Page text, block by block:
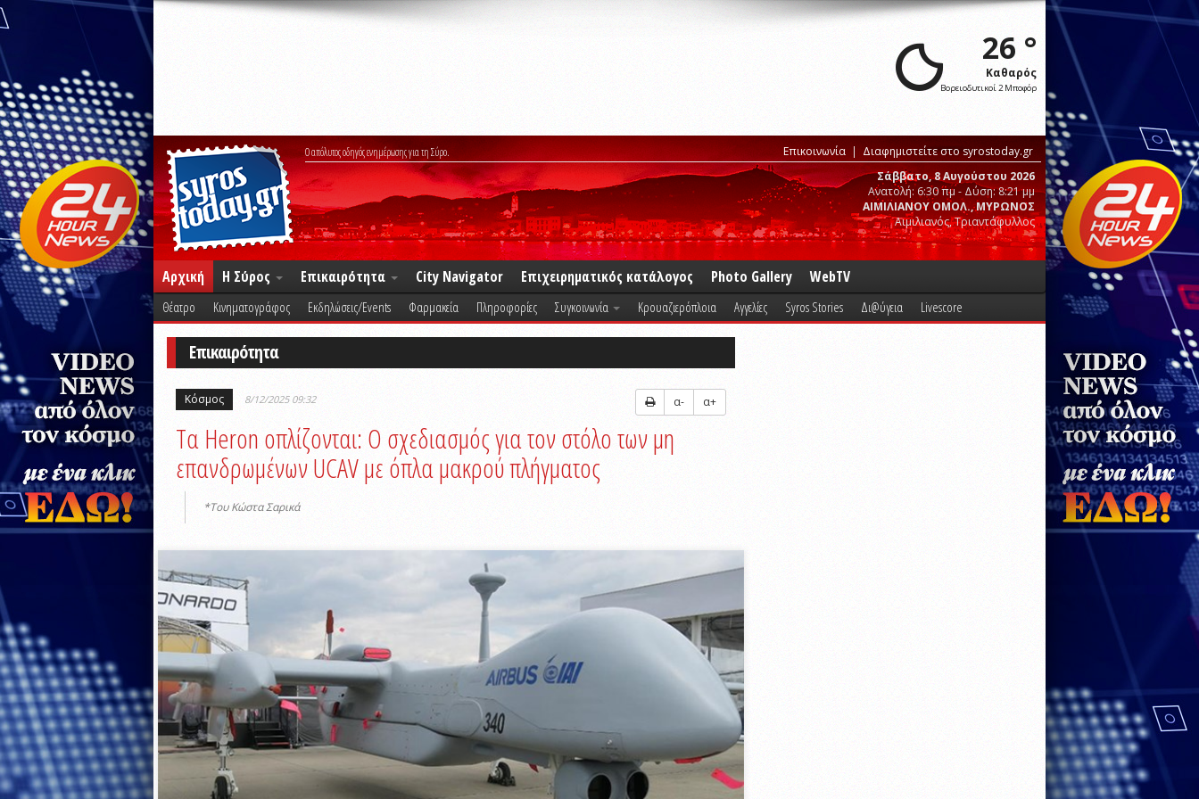
26 °
Καθαρός
Βορειοδυτικοί 2 Μποφόρ
Ο απόλυτος οδηγός ενημέρωσης για τη Σύρο. Επικοινωνία
Διαφημιστείτε στο syrostoday.gr
Σάββατο, 8 Αυγούστου 2026
Ανατολή: 6:30 πμ - Δύση: 8:21 μμ
ΑΙΜΙΛΙΑΝΟΥ ΟΜΟΛ., ΜΥΡΩΝΟΣ
Αιμιλιανός, Τριαντάφυλλος
Αρχική Η Σύρος Επικαιρότητα City Navigator Επιχειρηματικός κατάλογος Photo Gallery WebTV
Θέατρο Κινηματογράφος Εκδηλώσεις/Events Φαρμακεία Πληροφορίες Συγκοινωνία Κρουαζιερόπλοια Αγγελίες Syros Stories Δι@ύγεια Livescore
Επικαιρότητα
Κόσμος 8/12/2025 09:32 α- α+
Τα Heron οπλίζονται: Ο σχεδιασμός για τον στόλο των μη
επανδρωμένων UCAV με όπλα μακρού πλήγματος
*Του Κώστα Σαρικά